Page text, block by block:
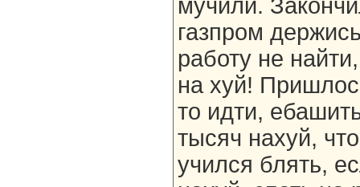
мучили.
газпром
работу не
на хуй!
то идти,
тысяч нахуй,
учился блять,